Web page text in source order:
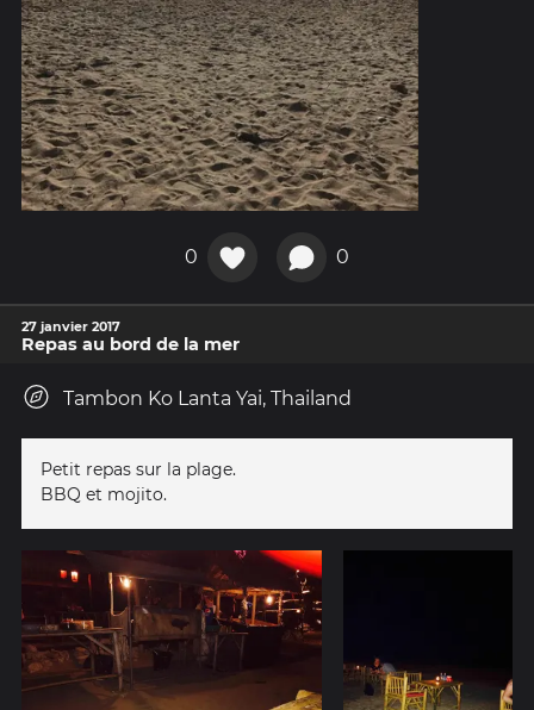
0 0
27 janvier 2017
Repas au bord de la mer
Tambon Ko Lanta Yai, Thailand
Petit repas sur la plage.
BBQ et mojito.